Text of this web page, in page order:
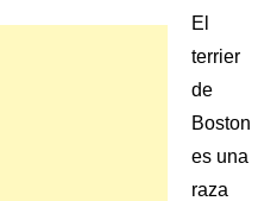
El
terrier
de
Boston
es una
raza